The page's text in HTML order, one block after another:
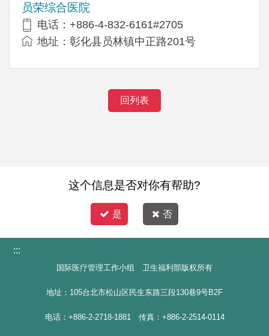
员荣综合医院
电话：+886-4-832-6161#2705
地址：彰化县员林镇中正路201号
回列表
这个信息是否对你有帮助?
是 否
:::
国际医疗管理工作小组 卫生福利部版权所有
地址：105台北市松山区民生东路三段130巷9号B2F
电话：+886-2-2718-1881 传真：+886-2-2514-0114